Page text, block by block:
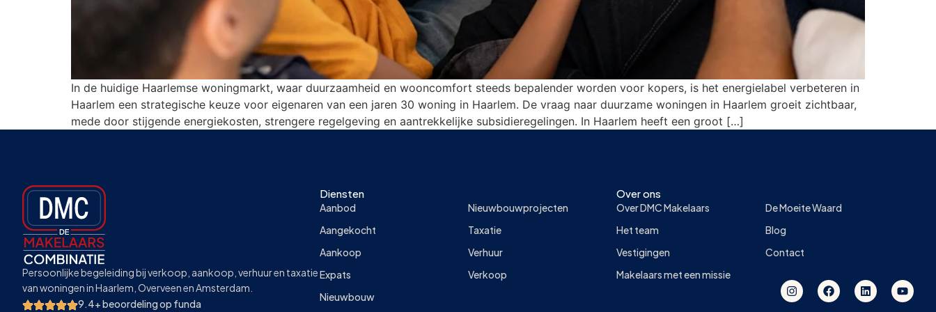
In de huidige Haarlemse woningmarkt, waar duurzaamheid en wooncomfort steeds bepalender worden voor kopers, is het energielabel verbeteren in
Haarlem een strategische keuze voor eigenaren van een jaren 30 woning in Haarlem. De vraag naar duurzame woningen in Haarlem groeit zichtbaar,
mede door stijgende energiekosten, strengere regelgeving en aantrekkelijke subsidieregelingen. In Haarlem heeft een groot […]
Persoonlijke begeleiding bij verkoop, aankoop, verhuur en taxatie
van woningen in Haarlem, Overveen en Amsterdam.
9.4+ beoordeling op funda
Diensten
Aanbod
Aangekocht
Aankoop
Expats
Nieuwbouw
Nieuwbouwprojecten
Taxatie
Verhuur
Verkoop
Over ons
Over DMC Makelaars
Het team
Vestigingen
Makelaars met een missie
De Moeite Waard
Blog
Contact